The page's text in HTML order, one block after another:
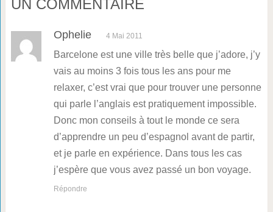
UN COMMENTAIRE
Ophelie 4 Mai 2011
Barcelone est une ville très belle que j’adore, j’y
vais au moins 3 fois tous les ans pour me
relaxer, c’est vrai que pour trouver une personne
qui parle l’anglais est pratiquement impossible.
Donc mon conseils à tout le monde ce sera
d’apprendre un peu d’espagnol avant de partir,
et je parle en expérience. Dans tous les cas
j’espère que vous avez passé un bon voyage.
Répondre